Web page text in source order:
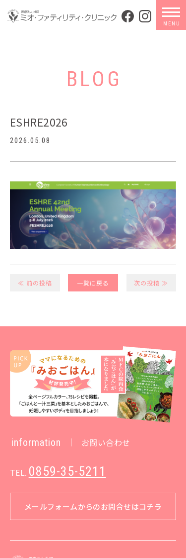
BLOG
ESHRE2026
2026.05.08
≪ 前の投稿 一覧に戻る 次の投稿 ≫
information お問い合わせ
TEL. 0859-35-5211
メールフォームからのお問合せはコチラ